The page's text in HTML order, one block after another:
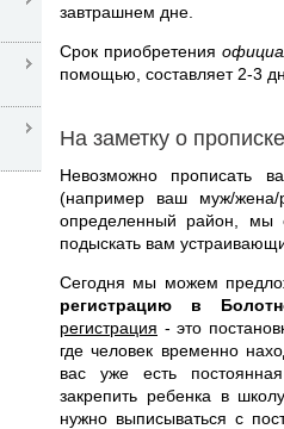
завтрашнем дне.
Срок приобретения
помощью, составляет 2-3
На заметку о прописке
Невозможно прописать
(например ваш муж/
определенный район, мы
подыскать вам
Сегодня мы можем
регистрацию в
регистрация - это
где человек временно
вас уже есть
закрепить ребенка в
нужно выписываться с